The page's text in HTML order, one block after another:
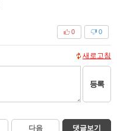
0
0
새로고침
등록
다음 댓글보기